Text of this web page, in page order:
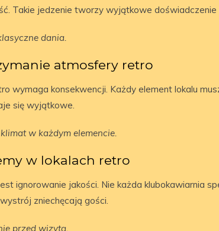
Takie jedzenie tworzy wyjątkowe doświadczenie
dania.
atmosfery retro
wymaga konsekwencji. Każdy element lokalu
się wyjątkowe.
w każdym elemencie.
w lokalach retro
ignorowanie jakości. Nie każda klubokawiarnia
zniechęcają gości.
przed wizytą.